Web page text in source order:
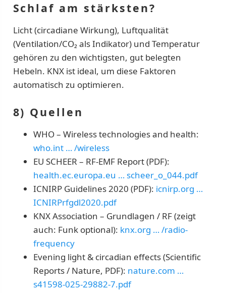
Schlaf am stärksten?
Licht (circadiane Wirkung), Luftqualität
(Ventilation/CO₂ als Indikator) und Temperatur
gehören zu den wichtigsten, gut belegten
Hebeln. KNX ist ideal, um diese Faktoren
automatisch zu optimieren.
8) Quellen
WHO – Wireless technologies and health:
who.int … /wireless
EU SCHEER – RF-EMF Report (PDF):
health.ec.europa.eu … scheer_o_044.pdf
ICNIRP Guidelines 2020 (PDF): icnirp.org …
ICNIRPrfgdl2020.pdf
KNX Association – Grundlagen / RF (zeigt
auch: Funk optional): knx.org … /radio-
frequency
Evening light & circadian effects (Scientific
Reports / Nature, PDF): nature.com …
s41598-025-29882-7.pdf